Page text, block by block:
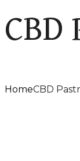
CBD
HomeCBD